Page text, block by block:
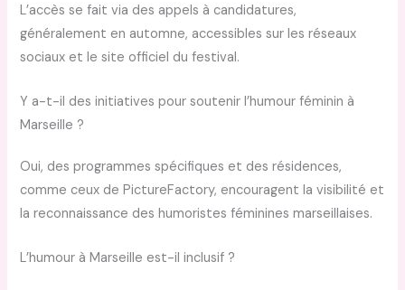
L’accès se fait via des appels à candidatures,
généralement en automne, accessibles sur les réseaux
sociaux et le site officiel du festival.
Y a-t-il des initiatives pour soutenir l’humour féminin à
Marseille ?
Oui, des programmes spécifiques et des résidences,
comme ceux de PictureFactory, encouragent la visibilité et
la reconnaissance des humoristes féminines marseillaises.
L’humour à Marseille est-il inclusif ?